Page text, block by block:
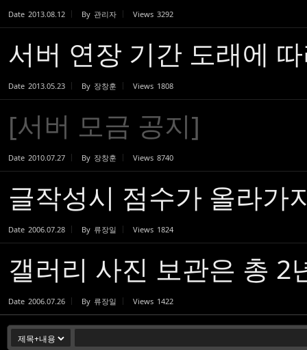
Date 2013.08.12 By 관리자 Views 3292
서버 연장 기간 도래에
Date 2013.05.23 By 장창훈 Views 1808
[서버 모금 공지]
Date 2010.07.27 By 장창훈 Views 8740
글작성시 점수가 올라가
Date 2006.07.28 By 류장일 Views 1824
갤러리 사진 보관은 총 2
Date 2006.07.26 By 류장일 Views 1422